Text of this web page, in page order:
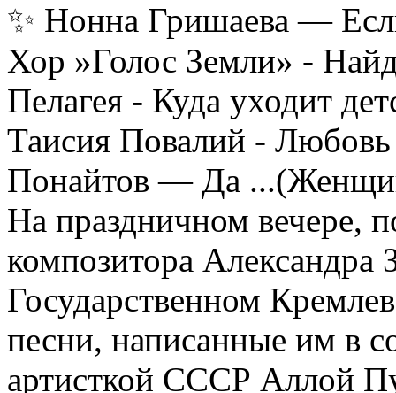
✨ Нонна Гришаева —
Хор »Голос Земли» -
Пелагея - Куда уходит
Таисия Повалий - Любовь
Понайтов — Да
На праздничном вечере,
композитора
Государственном
песни, написанные им в
артисткой СССР Аллой